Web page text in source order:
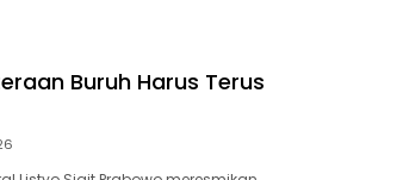
Buruh Harus Terus